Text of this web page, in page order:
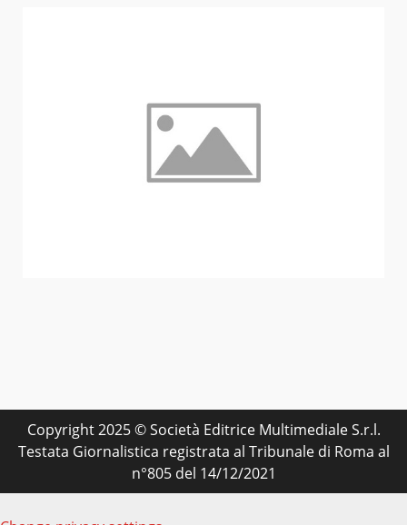
Copyright 2025 © Società Editrice Multimediale S.r.l.
Testata Giornalistica registrata al Tribunale di Roma al
n°805 del 14/12/2021